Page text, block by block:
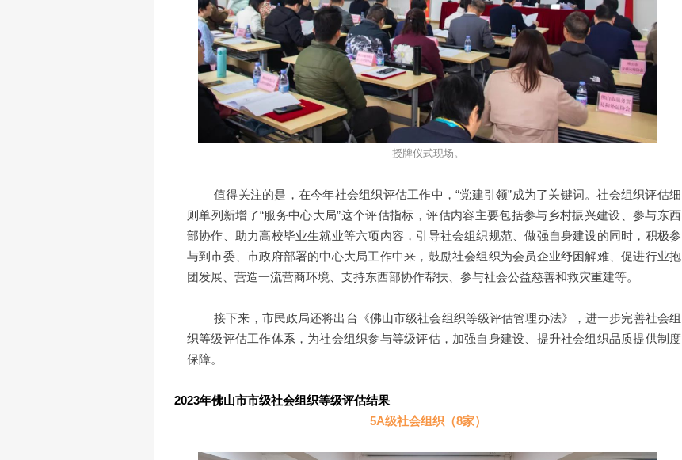
授牌仪式现场。
值得关注的是，在今年社会组织评估工作中，“党建引领”成为了关键词。社会组织评估细
则单列新增了“服务中心大局”这个评估指标，评估内容主要包括参与乡村振兴建设、参与东西
部协作、助力高校毕业生就业等六项内容，引导社会组织规范、做强自身建设的同时，积极参
与到市委、市政府部署的中心大局工作中来，鼓励社会组织为会员企业纾困解难、促进行业抱
团发展、营造一流营商环境、支持东西部协作帮扶、参与社会公益慈善和救灾重建等。
接下来，市民政局还将出台《佛山市级社会组织等级评估管理办法》，进一步完善社会组
织等级评估工作体系，为社会组织参与等级评估，加强自身建设、提升社会组织品质提供制度
保障。
2023年佛山市市级社会组织等级评估结果
5A级社会组织（8家）